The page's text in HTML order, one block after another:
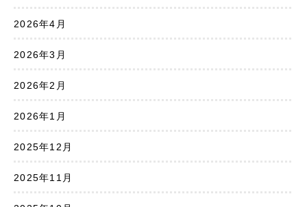
2026年4月
2026年3月
2026年2月
2026年1月
2025年12月
2025年11月